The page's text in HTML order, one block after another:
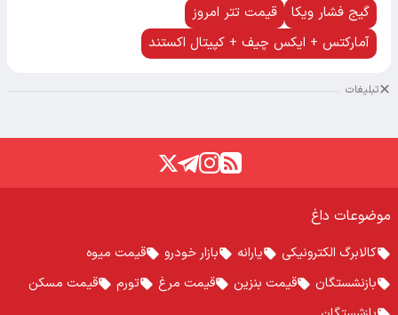
گیج فشار ویکا
قیمت تتر امروز
آمارکتس + ایکس چیف + کپیتال اکستند
تبلیغات
موضوعات داغ
کالابرگ الکترونیکی یارانه بازار خودرو
قیمت میوه
بازنشستگان
قیمت بنزین قیمت مرغ تورم
قیمت مسکن